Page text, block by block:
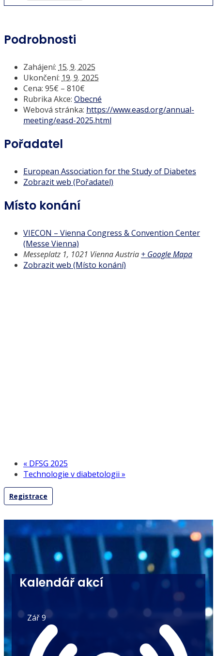
Podrobnosti
Zahájení: 15. 9. 2025
Ukončení: 19. 9. 2025
Cena: 95€ – 810€
Rubrika Akce: Obecné
Webová stránka: https://www.easd.org/annual-
meeting/easd-2025.html
Pořadatel
European Association for the Study of Diabetes
Zobrazit web (Pořadatel)
Místo konání
VIECON – Vienna Congress & Convention Center
(Messe Vienna)
Messeplatz 1, 1021 ViennaAustria + Google Mapa
Zobrazit web (Místo konání)
« DFSG 2025
Technologie v diabetologii »
Registrace
Kalendář akcí
Zář9